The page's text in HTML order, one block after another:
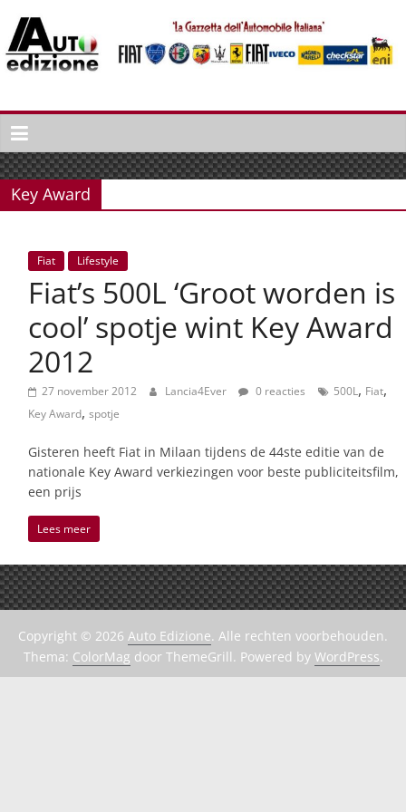
naar
inhoud
Auto
Edizione
La
Gazetta
dell'Automobile
Italiaans
autonieuws
lifestyle
Key Award
Fiat Lifestyle
Fiat’s 500L ‘Groot worden is
cool’ spotje wint Key Award
2012
27 november 2012 Lancia4Ever 0 reacties 500L, Fiat,
Key Award, spotje
Gisteren heeft Fiat in Milaan tijdens de 44ste editie van de
nationale Key Award verkiezingen voor beste publiciteitsfilm,
een prijs
Lees meer
Copyright © 2026 Auto Edizione. Alle rechten voorbehouden.
Thema: ColorMag door ThemeGrill. Powered by WordPress.